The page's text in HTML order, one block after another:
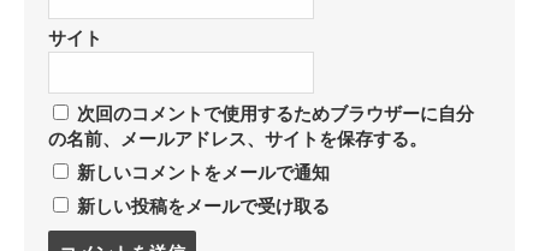
サイト
次回のコメントで使用するためブラウザーに自分
の名前、メールアドレス、サイトを保存する。
新しいコメントをメールで通知
新しい投稿をメールで受け取る